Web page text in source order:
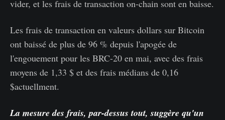
vider, et les frais de transaction on-chain sont en baisse.
Les frais de transaction en valeurs dollars sur Bitcoin
ont baissé de plus de 96 % depuis l'apogée de
l'engouement pour les BRC-20 en mai, avec des frais
moyens de 1,33 $ et des frais médians de 0,16
$actuellment.
La mesure des frais, par-dessus tout, suggère qu'un